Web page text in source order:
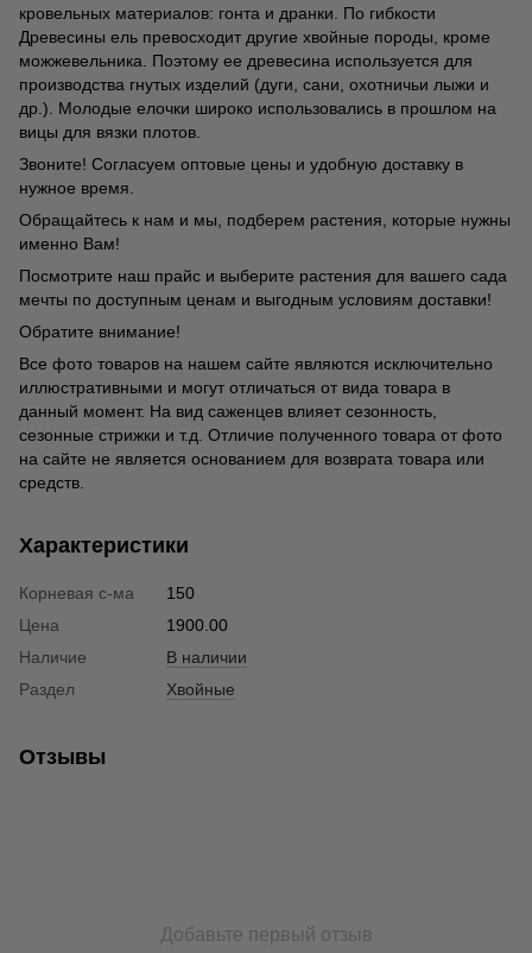
кровельных материалов: гонта и дранки. По гибкости
Древесины ель превосходит другие хвойные породы, кроме
можжевельника. Поэтому ее древесина используется для
производства гнутых изделий (дуги, сани, охотничьи лыжи и
др.). Молодые елочки широко использовались в прошлом на
вицы для вязки плотов.
Звоните! Согласуем оптовые цены и удобную доставку в
нужное время.
Обращайтесь к нам и мы, подберем растения, которые нужны
именно Вам!
Посмотрите наш прайс и выберите растения для вашего сада
мечты по доступным ценам и выгодным условиям доставки!
Обратите внимание!
Все фото товаров на нашем сайте являются исключительно
иллюстративными и могут отличаться от вида товара в
данный момент. На вид саженцев влияет сезонность,
сезонные стрижки и т.д. Отличие полученного товара от фото
на сайте не является основанием для возврата товара или
средств.
Характеристики
Корневая с-ма
150
Цена
1900.00
Наличие
В наличии
Раздел
Хвойные
Отзывы
Добавьте первый отзыв